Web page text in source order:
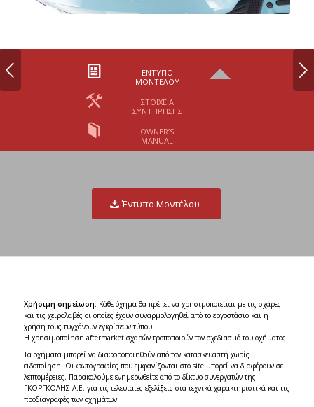
ΈΝΤΥΠΟ
ΜΟΝΤΈΛΟΥ
ΣΤΟΙΧΕΊΑ
ΣΥΝΤΉΡΗΣΗΣ
OWNER’S
MANUAL
Next
Έντυπο Μοντέλου
Χρήσιμη σημείωση: Κάθε όχημα θα πρέπει να χρησιμοποιείται με τις σχάρες
και τις χειρολαβές οι οποίες έχουν συναρμολογηθεί από το εργοστάσιο και η
χρήση τους τυγχάνουν εγκρίσεων τύπου.
Η χρησιμοποίηση aftermarket σχαρών τροποποιούν τον σχεδιασμό του οχήματος
Τα οχήματα μπορεί να διαφοροποιηθούν από τον κατασκευαστή χωρίς
ειδοποίηση. Οι φωτογραφίες που εμφανίζονται στο site μπορεί να διαφέρουν σε
λεπτομέρειες. Παρακαλούμε ενημερωθείτε από το δίκτυο συνεργατών της
ΓΚΟΡΓΚΟΛΗΣ Α.Ε. για τις τελευταίες εξελίξεις στα τεχνικά χαρακτηριστικά και τις
προδιαγραφές των οχημάτων.